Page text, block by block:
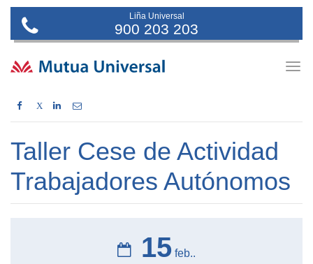
Liña Universal
900 203 203
X
Taller Cese de Actividad
Trabajadores Autónomos
15 feb..